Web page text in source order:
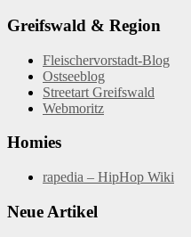
Greifswald & Region
Fleischervorstadt-Blog
Ostseeblog
Streetart Greifswald
Webmoritz
Homies
rapedia – HipHop Wiki
Neue Artikel